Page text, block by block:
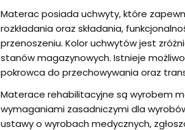
Materac posiada uchwyty, które
rozkładania oraz składania,
przenoszeniu. Kolor uchwytów jest
stanów magazynowych. Istnieje
pokrowca do przechowywania oraz
Materace rehabilitacyjne są wyrobem
wymaganiami zasadniczymi dla
ustawy o wyrobach medycznych,